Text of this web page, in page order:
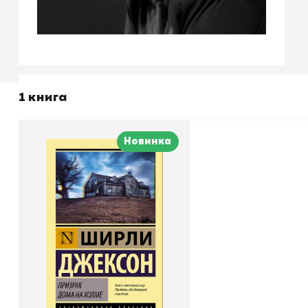
1 книга
Новинка
Призрак дома на холме
Ширли Джексон
Издательство
В корзину